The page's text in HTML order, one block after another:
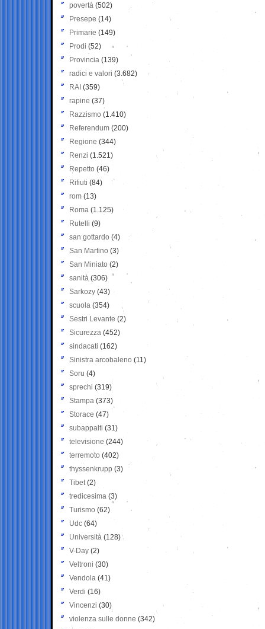
povertà (502)
Presepe (14)
Primarie (149)
Prodi (52)
Provincia (139)
radici e valori (3.682)
RAI (359)
rapine (37)
Razzismo (1.410)
Referendum (200)
Regione (344)
Renzi (1.521)
Repetto (46)
Rifiuti (84)
rom (13)
Roma (1.125)
Rutelli (9)
san gottardo (4)
San Martino (3)
San Miniato (2)
sanità (306)
Sarkozy (43)
scuola (354)
Sestri Levante (2)
Sicurezza (452)
sindacati (162)
Sinistra arcobaleno (11)
Soru (4)
sprechi (319)
Stampa (373)
Storace (47)
subappalti (31)
televisione(244)
terremoto (402)
thyssenkrupp (3)
Tibet(2)
tredicesima (3)
Turismo (62)
Udc (64)
Università (128)
V-Day (2)
Veltroni (30)
Vendola (41)
Verdi (16)
Vincenzi (30)
violenza sulle donne (342)